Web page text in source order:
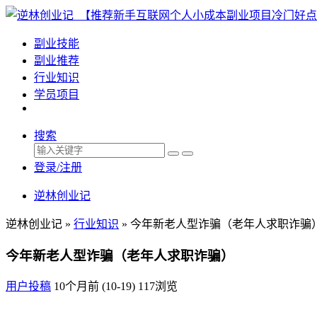
副业技能
副业推荐
行业知识
学员项目
搜索
登录/注册
逆林创业记
逆林创业记 » 行业知识 » 今年新老人型诈骗（老年人求职诈骗
今年新老人型诈骗（老年人求职诈骗）
用户投稿 10个月前 (10-19) 117浏览